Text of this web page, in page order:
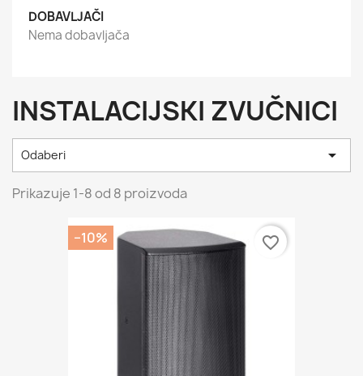
DOBAVLJAČI
Nema dobavljača
INSTALACIJSKI ZVUČNICI
Odaberi 
Prikazuje 1-8 od 8 proizvoda
−10% favorite_border